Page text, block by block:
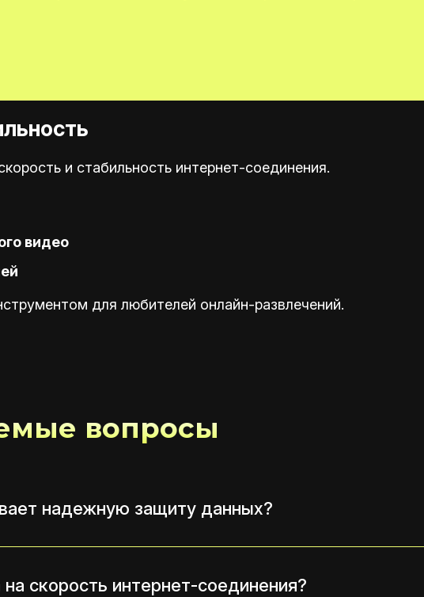
и стабильность интернет-соединения.
видео
для любителей онлайн-развлечений.
вопросы
надежную защиту данных?
скорость интернет-соединения?